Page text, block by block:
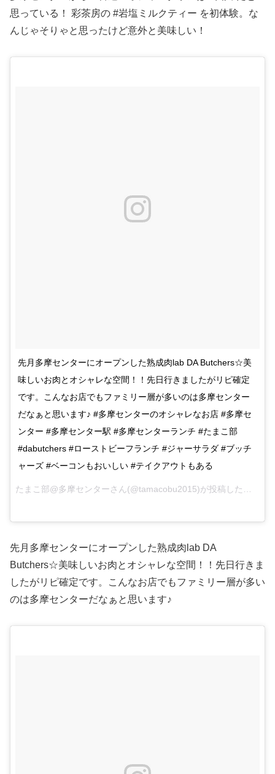
思っている！ 彩茶房の #岩塩ミルクティー を初体験。な
んじゃそりゃと思ったけど意外と美味しい！
先月多摩センターにオープンした熟成肉lab DA Butchers☆美
味しいお肉とオシャレな空間！！先日行きましたがリピ確定
です。こんなお店でもファミリー層が多いのは多摩センター
だなぁと思います♪ #多摩センターのオシャレなお店 #多摩セ
ンター #多摩センター駅 #多摩センターランチ #たまこ部
#dabutchers #ローストビーフランチ #ジャーサラダ #ブッチ
ャーズ #ベーコンもおいしい #テイクアウトもある
先月多摩センターにオープンした熟成肉lab DA
Butchers☆美味しいお肉とオシャレな空間！！先日行きま
したがリピ確定です。こんなお店でもファミリー層が多い
のは多摩センターだなぁと思います♪